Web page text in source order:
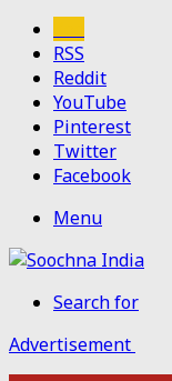
RSS
Reddit
YouTube
Pinterest
Twitter
Facebook
Menu
Search for
Advertisement